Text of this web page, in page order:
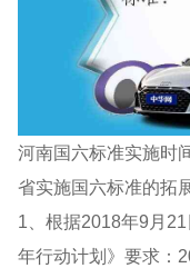
河南国六标准实施时
省实施国六标准的拓
1、根据2018年9月
年行动计划》要求：